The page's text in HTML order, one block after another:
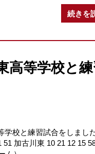
続きを
高等学校と
学校と練習試合をしまし
古川東 10 21 12 15 58